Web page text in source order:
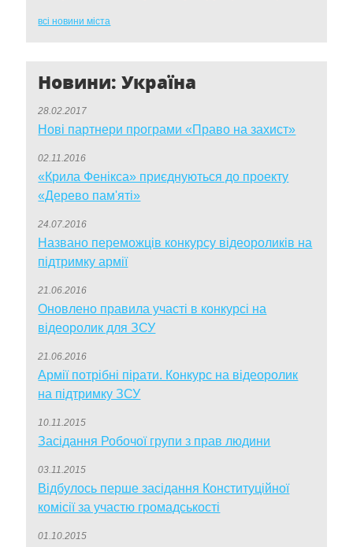
всі новини міста
Новини: Україна
28.02.2017
Нові партнери програми «Право на захист»
02.11.2016
«Крила Фенікса» приєднуються до проекту
«Дерево пам'яті»
24.07.2016
Названо переможців конкурсу відеороликів на
підтримку армії
21.06.2016
Оновлено правила участі в конкурсі на
відеоролик для ЗСУ
21.06.2016
Армії потрібні пірати. Конкурс на відеоролик
на підтримку ЗСУ
10.11.2015
Засідання Робочої групи з прав людини
03.11.2015
Відбулось перше засідання Конституційної
комісії за участю громадськості
01.10.2015